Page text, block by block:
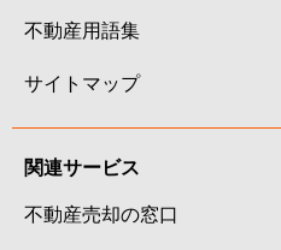
不動産用語集
サイトマップ
関連サービス
不動産売却の窓口